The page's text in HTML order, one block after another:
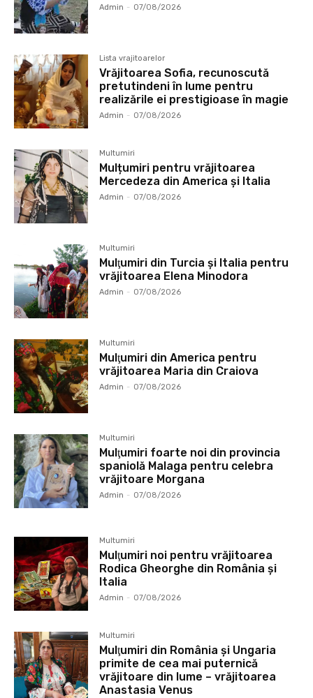
Admin - 07/08/2026
Lista vrajitoarelor
Vrăjitoarea Sofia, recunoscută
pretutindeni în lume pentru
realizările ei prestigioase în magie
Admin - 07/08/2026
Multumiri
Mulțumiri pentru vrăjitoarea
Mercedeza din America și Italia
Admin - 07/08/2026
Multumiri
Mulţumiri din Turcia și Italia pentru
vrăjitoarea Elena Minodora
Admin - 07/08/2026
Multumiri
Mulţumiri din America pentru
vrăjitoarea Maria din Craiova
Admin - 07/08/2026
Multumiri
Mulţumiri foarte noi din provincia
spaniolă Malaga pentru celebra
vrăjitoare Morgana
Admin - 07/08/2026
Multumiri
Mulţumiri noi pentru vrăjitoarea
Rodica Gheorghe din România și
Italia
Admin - 07/08/2026
Multumiri
Mulţumiri din România și Ungaria
primite de cea mai puternică
vrăjitoare din lume – vrăjitoarea
Anastasia Venus